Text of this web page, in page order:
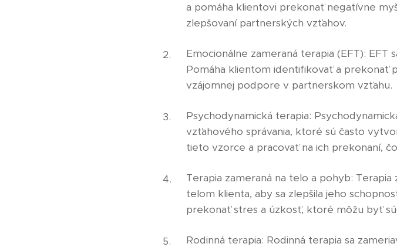
a pomáha klientovi prekonať negatívne
zlepšovaní partnerských vzťahov.
Emocionálne zameraná terapia (EFT): EFT
Pomáha klientom identifikovať a prekonať
vzájomnej podpore v partnerskom vzťahu.
Psychodynamická terapia:
vzťahového správania, ktoré sú často
tieto vzorce a pracovať na ich prekonaní,
Terapia zameraná na telo a pohyb:
telom klienta, aby sa zlepšila jeho
prekonať stres a úzkosť, ktoré môžu byť
Rodinná terapia: Rodinná terapia sa